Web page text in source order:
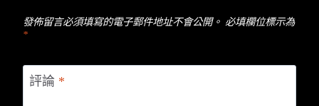
發佈留言必須填寫的電子郵件地址不會公開。 必填欄位標示為
*
評論 *